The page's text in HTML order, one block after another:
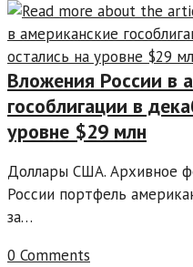
Вложения России в
гособлигации в
уровне $29 млн
Доллары США. Архивное
России портфель
за…
0 Comments